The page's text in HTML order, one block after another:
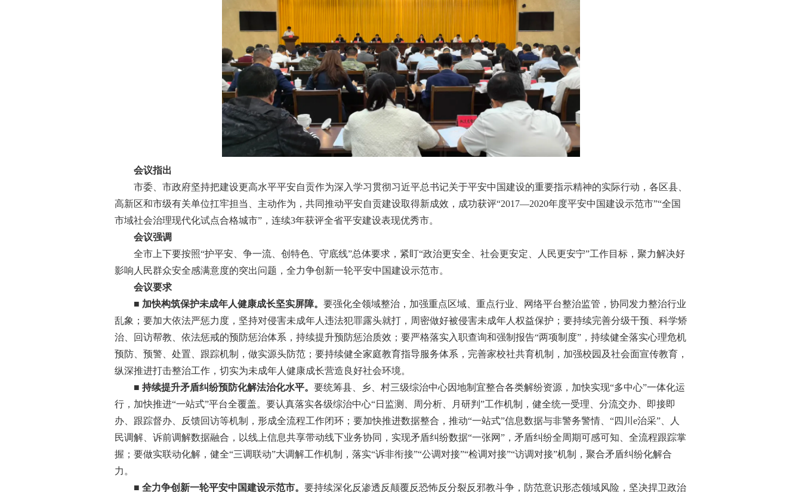
会议指出
市委、市政府坚持把建设更高水平平安自贡作为深入学习贯彻习近平总书记关于平安中国建设的重要指示精神的实际行动，各区县、
高新区和市级有关单位扛牢担当、主动作为，共同推动平安自贡建设取得新成效，成功获评“2017—2020年度平安中国建设示范市”“全国
市域社会治理现代化试点合格城市”，连续3年获评全省平安建设表现优秀市。
会议强调
全市上下要按照“护平安、争一流、创特色、守底线”总体要求，紧盯“政治更安全、社会更安定、人民更安宁”工作目标，聚力解决好
影响人民群众安全感满意度的突出问题，全力争创新一轮平安中国建设示范市。
会议要求
■ 加快构筑保护未成年人健康成长坚实屏障。 要强化全领域整治，加强重点区域、重点行业、网络平台整治监管，协同发力整治行业
乱象；要加大依法严惩力度，坚持对侵害未成年人违法犯罪露头就打，周密做好被侵害未成年人权益保护；要持续完善分级干预、科学矫
治、回访帮教、依法惩戒的预防惩治体系，持续提升预防惩治质效；要严格落实入职查询和强制报告“两项制度”，持续健全落实心理危机
预防、预警、处置、跟踪机制，做实源头防范；要持续健全家庭教育指导服务体系，完善家校社共育机制，加强校园及社会面宣传教育，
纵深推进打击整治工作，切实为未成年人健康成长营造良好社会环境。
■ 持续提升矛盾纠纷预防化解法治化水平。 要统筹县、乡、村三级综治中心因地制宜整合各类解纷资源，加快实现“多中心”一体化运
行，加快推进“一站式”平台全覆盖。要认真落实各级综治中心“日监测、周分析、月研判”工作机制，健全统一受理、分流交办、即接即
办、跟踪督办、反馈回访等机制，形成全流程工作闭环；要加快推进数据整合，推动“一站式”信息数据与非警务警情、“四川e治采”、人
民调解、诉前调解数据融合，以线上信息共享带动线下业务协同，实现矛盾纠纷数据“一张网”，矛盾纠纷全周期可感可知、全流程跟踪掌
握；要做实联动化解，健全“三调联动”大调解工作机制，落实“诉非衔接”“公调对接”“检调对接”“访调对接”机制，聚合矛盾纠纷化解合
力。
■ 全力争创新一轮平安中国建设示范市。 要持续深化反渗透反颠覆反恐怖反分裂反邪教斗争，防范意识形态领域风险，坚决捍卫政治